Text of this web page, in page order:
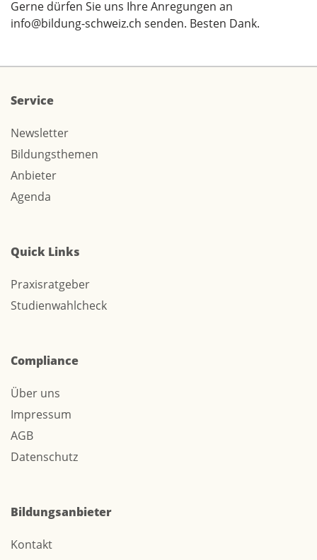
Gerne dürfen Sie uns Ihre Anregungen an
info@bildung-schweiz.ch senden. Besten Dank.
Service
Newsletter
Bildungsthemen
Anbieter
Agenda
Quick Links
Praxisratgeber
Studienwahlcheck
Compliance
Über uns
Impressum
AGB
Datenschutz
Bildungsanbieter
Kontakt